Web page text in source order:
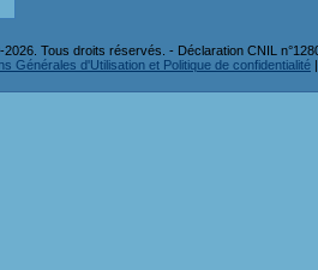
Tous droits réservés. - Déclaration CNIL
Générales d'Utilisation et Politique de confidentialité